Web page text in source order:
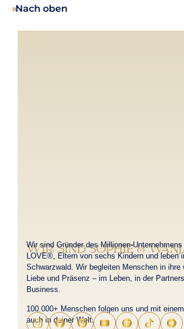
››Nach oben
WIR SIND SOPHIE &
Wir sind Gründer des Millionen-
LOVE®, Eltern von sechs Kindern und leben
Schwarzwald. Wir begleiten Menschen in ihre
Liebe und Präsenz – im Leben, in der
Business.
100.000+ Menschen folgen uns und mit
auch in deiner Welt.